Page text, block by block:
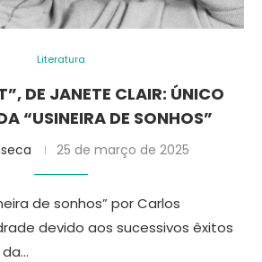
Literatura
DE JANETE CLAIR: ÚNICO
“USINEIRA DE SONHOS”
25 de março de 2025
de sonhos” por Carlos
devido aos sucessivos êxitos
da…